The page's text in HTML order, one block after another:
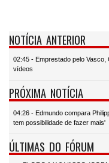
NOTÍCIA ANTERIOR
02:45 - Emprestado pelo
vídeos
PRÓXIMA NOTÍCIA
04:26 - Edmundo compara
tem possibilidade de fazer mais'
ÚLTIMAS DO FÓRUM